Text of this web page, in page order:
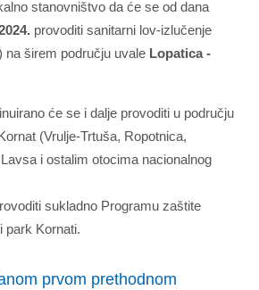
stanovništvo da će se od dana
provoditi sanitarni lov-izlučenje
na širem području uvale Lopatica -
će se i dalje provoditi u području
(Vrulje-Trtuša, Ropotnica,
i ostalim otocima nacionalnog
sukladno Programu zaštite
park Kornati.
prvom prethodnom